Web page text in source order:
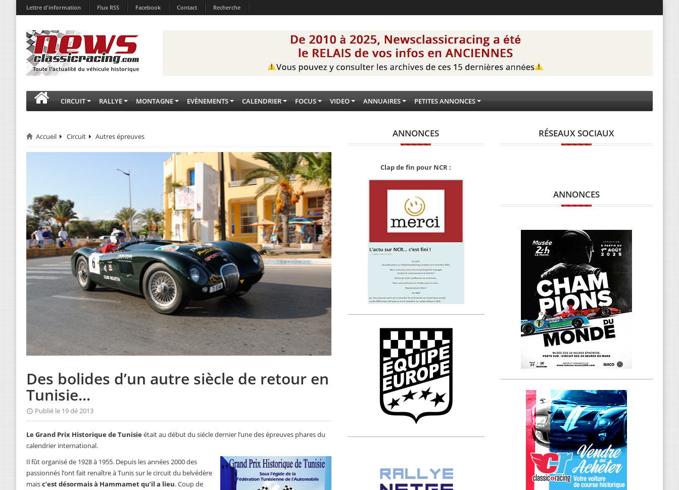
Lettre d'information Flux RSS Facebook Contact Recherche
CIRCUIT RALLYE MONTAGNE EVÈNEMENTS CALENDRIER FOCUS VIDEO ANNUAIRES PETITES ANNONCES
Accueil Circuit Autres épreuves
Des bolides d’un autre siècle de retour en
Tunisie...
Publié le 19 dé 2013
Le Grand Prix Historique de Tunisieétait au début du siècle dernier l’une des épreuves phares du
calendrier international.
Il fût organisé de 1928 à 1955. Depuis les années 2000 des
passionnés l’ont fait renaître à Tunis sur le circuit du belvédère
maisc’est désormais à Hammamet qu’il a lieu. Coup de
ANNONCES
Clap de fin pour NCR :
RÉSEAUX SOCIAUX
ANNONCES